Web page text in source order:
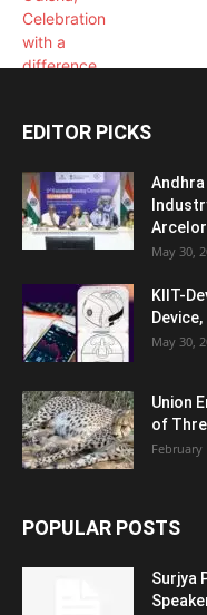
EDITOR PICKS
May 30,
KIIT-
May 30,
Union
of
February
POPULAR POSTS
Surjya